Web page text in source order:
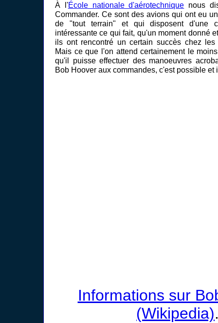
À l'École nationale d'aérotechnique nous
Commander. Ce sont des avions qui ont eu
de "tout terrain" et qui disposent d'une
intéressante ce qui fait, qu'un moment donné
ils ont rencontré un certain succès chez les
Mais ce que l'on attend certainement le
qu'il puisse effectuer des manoeuvres
Bob Hoover aux commandes, c'est possible et
Informations sur
(Wikipedia)